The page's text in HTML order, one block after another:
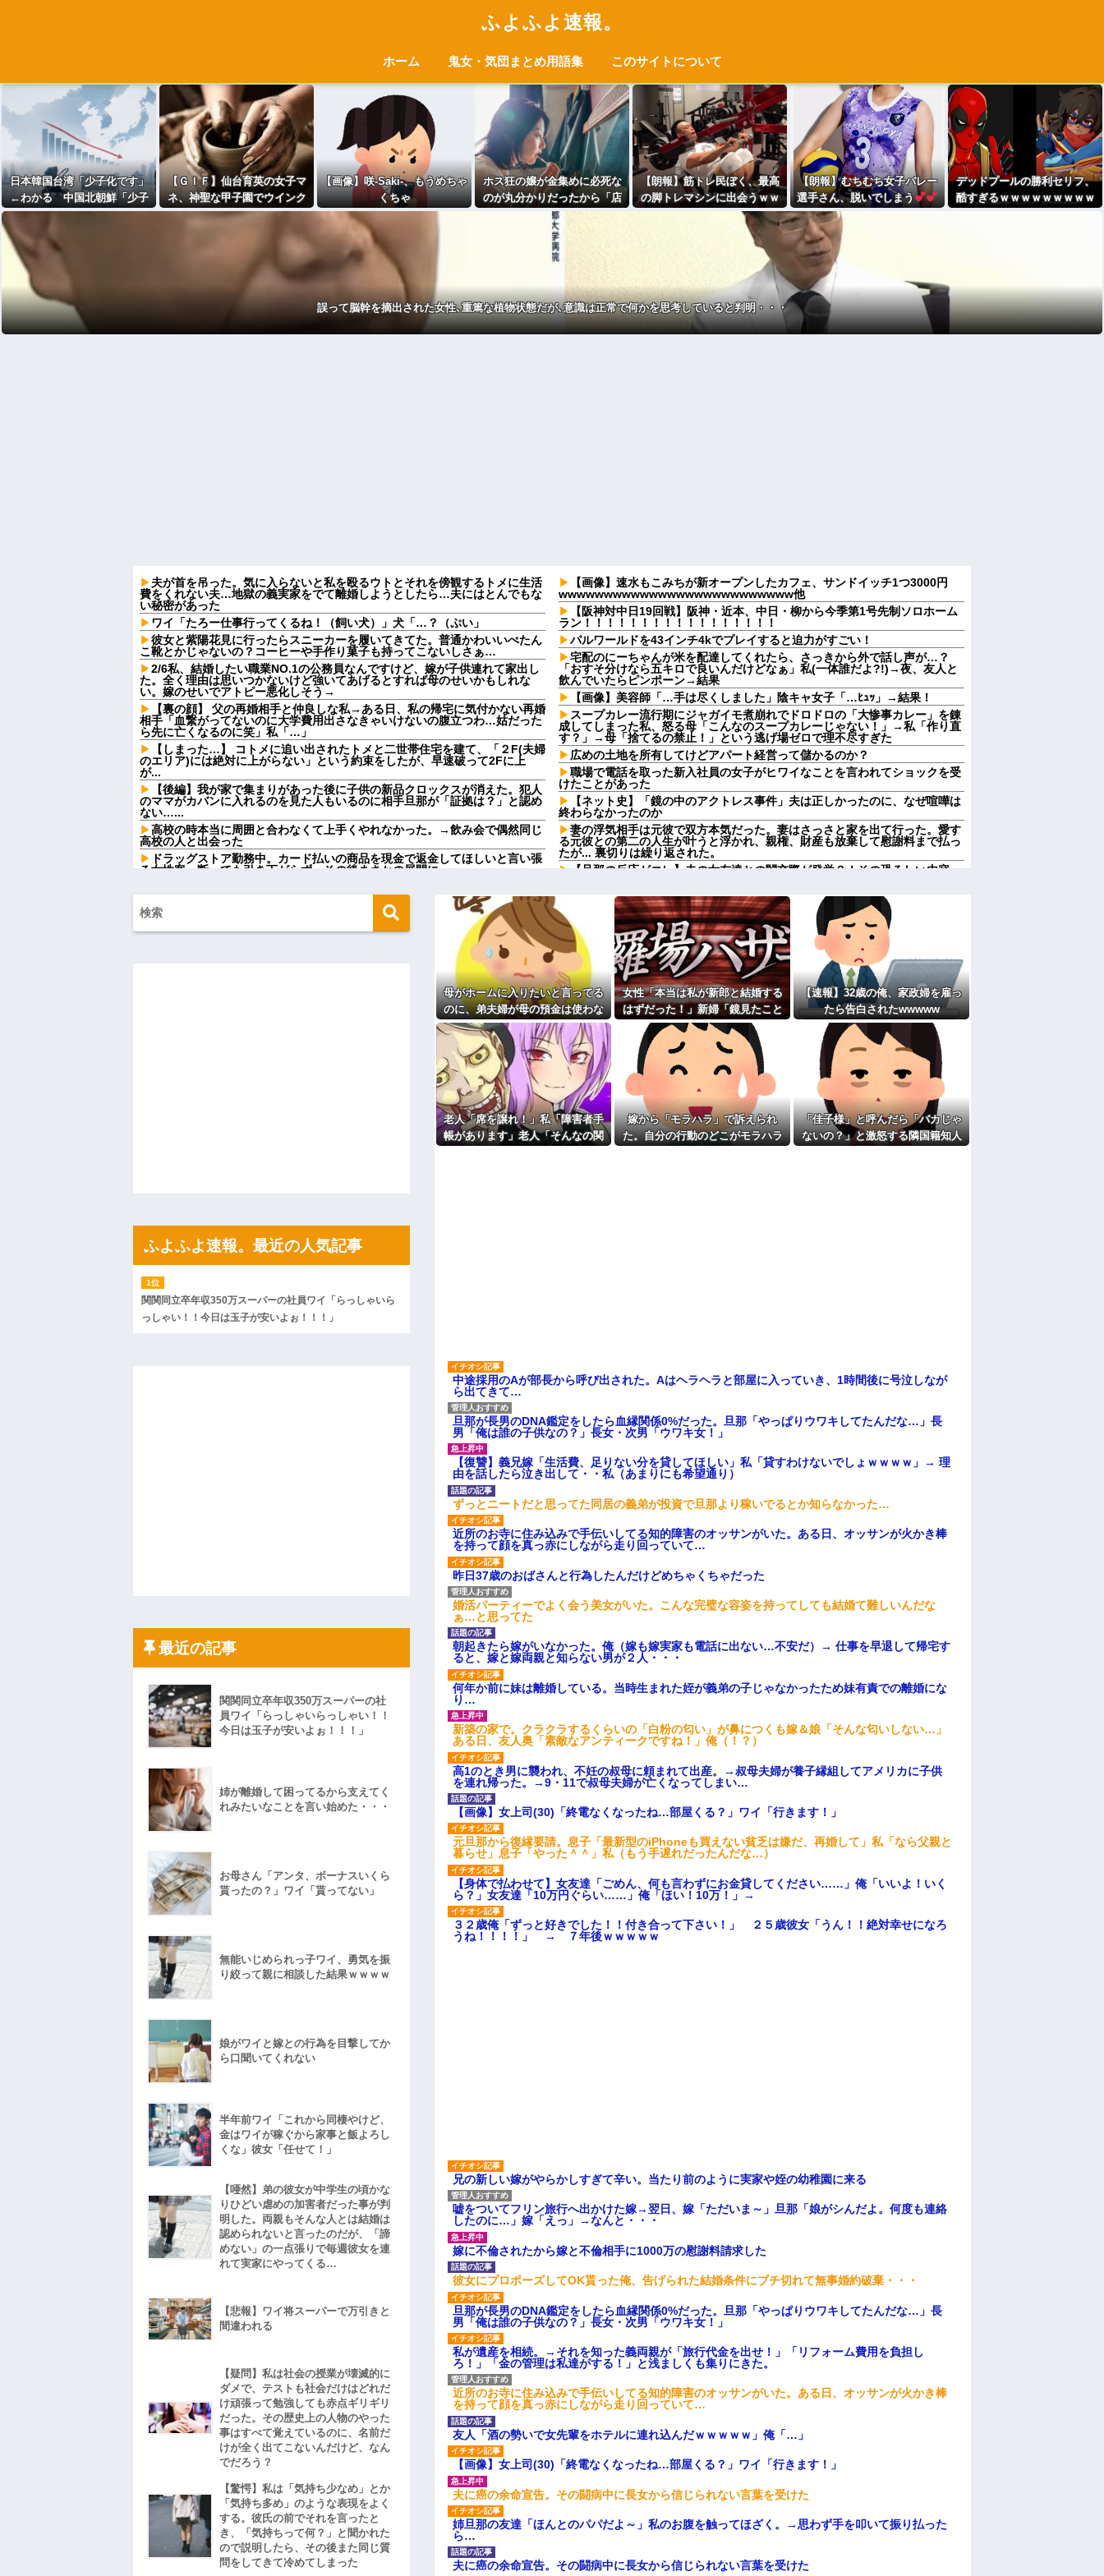
ふよふよ速報。
ホーム 鬼女・気団まとめ用語集 このサイトについて
日本韓国台湾「少子化です」
←わかる 中国北朝鮮「少子
化です」←強権国家でも止め
【ＧＩＦ】仙台育英の女子マ
ネ、神聖な甲子園でウインク
をしてしまうｗｗｗ
【画像】咲-Saki-、もうめちゃ
くちゃ
ホス狂の嬢が金集めに必死な
のが丸分かりだったから「店
外で直に払ったら嬉しい？」
って聞いた結果⇒ｗｗ
【朗報】筋トレ民ぼく、最高
の脚トレマシンに出会うｗｗ
【朗報】むちむち女子バレー
選手さん、脱いでしまう
デッドプールの勝利セリフ、
酷すぎるｗｗｗｗｗｗｗｗｗ
誤って脳幹を摘出された女性､重篤な植物状態だが､意識は正常で何かを思考していると判明・・・
夫が首を吊った。気に入らないと私を殴るウトとそれを傍観するトメに生活
費をくれない夫…地獄の義実家をでて離婚しようとしたら…夫にはとんでもな
い秘密があった
ワイ「たろー仕事行ってくるね！（飼い犬）」犬「…？（ぷい」
彼女と紫陽花見に行ったらスニーカーを履いてきてた。普通かわいいぺたん
こ靴とかじゃないの？コーヒーや手作り菓子も持ってこないしさぁ…
2/6私、結婚したい職業NO.1の公務員なんですけど、嫁が子供連れて家出し
た。全く理由は思いつかないけど強いてあげるとすれば母のせいかもしれな
い。嫁のせいでアトピー悪化しそう→
【裏の顔】 父の再婚相手と仲良しな私→ある日、私の帰宅に気付かない再婚
相手「血繋がってないのに大学費用出さなきゃいけないの腹立つわ…姑だった
ら先に亡くなるのに笑」私「…」
【しまった…】 コトメに追い出されたトメと二世帯住宅を建て、「２F(夫婦
のエリア)には絶対に上がらない」という約束をしたが、早速破って2Fに上
が...
【後編】我が家で集まりがあった後に子供の新品クロックスが消えた。犯人
のママがカバンに入れるのを見た人もいるのに相手旦那が「証拠は？」と認め
ない…...
高校の時本当に周囲と合わなくて上手くやれなかった。→飲み会で偶然同じ
高校の人と出会った
ドラッグストア勤務中。カード払いの商品を現金で返金してほしいと言い張
る女性客。断っても引き下がらず、その後まさかの展開に…
訪ねてきた。完済するまで貸せないと断ると…
友達の家に遊びに行ったらアルバムに私の写真が飾ってあった。しかも私が
ATMで俺が暗証番号を入力し終わった瞬間に、後ろに並んでいた外国人風の
女がこちらに荷物をばらまきやがった。俺（うっぜぇ。引き落としキャンセ
女芸人の吉住さん（36）メイクしたら普通に美人の部類だったと判明ｗｗｗ
【衝撃】葬儀屋「火葬プランはどうなさいますか？」ワイ喪主「直葬で(即
【画像】このLINEでなんで女が怒ってるのか分かんない奴はモテない奴確定
【悲報】取引先専務「Aを20個注文する」 ぼく「いつも1～2個しか使わな
いけど本当に20であってる？」 取専「あってる」→結果『こう』なったんだ
妹と差をつけて育てられた。妹「家も土地も、財産はすべて私が継ぐ。相続
は放棄して」母「うんうん」私「わかった」 → 数年後、復讐のチャンスが
私「初めて飲む味だけどなんのお茶？」彼「ちっ！」私「」
【GIF】JSのカンチョーワロタ
んだ！降りてこいよ！」と怒鳴りだし...
【衝撃】報酬100万円超の治験募集がこちらｗｗｗｗｗ(※画像あり)
【ネット騒然】惨殺されたタワマン頂き女子のこの動画、すげえええええｗ
【悲報】佐藤輝明・・・２軍でも盛大にやらかす←あまり悲しませないでく
【画像】速水もこみちが新オープンしたカフェ、サンドイッチ1つ3000円
wwwwwwwwwwwwwwwwwwwwwwwwww他
【阪神対中日19回戦】阪神・近本、中日・柳から今季第1号先制ソロホーム
ラン！！！！！！！！！！！！！！！！！
パルワールドを43インチ4kでプレイすると迫力がすごい！
宅配のにーちゃんが米を配達してくれたら、さっきから外で話し声が…？
「おすそ分けなら五キロで良いんだけどなぁ」私(一体誰だよ?!)→夜、友人と
飲んでいたらピンポーン→結果
【画像】美容師「…手は尽くしました」陰キャ女子「…ﾋｭｯ」→結果！
スープカレー流行期にジャガイモ煮崩れでドロドロの「大惨事カレー」を錬
成してしまった私、怒る母「こんなのスープカレーじゃない！」→私「作り直
す？」→母「捨てるの禁止！」という逃げ場ゼロで理不尽すぎた
広めの土地を所有してけどアパート経営って儲かるのか？
職場で電話を取った新入社員の女子がヒワイなことを言われてショックを受
けたことがあった
【ネット史】「鏡の中のアクトレス事件」夫は正しかったのに、なぜ喧嘩は
終わらなかったのか
妻の浮気相手は元彼で双方本気だった。妻はさっさと家を出て行った。愛す
る元彼との第二の人生が叶うと浮かれ、親権、財産も放棄して慰謝料まで払っ
たが... 裏切りは繰り返された。
【旦那の反応がコレ】夫の女友達との闇交際が発覚？！その恐ろしい内容
【訃報】名探偵コナン声優が死去 → 今トンデモナイことになってる・・・
【胸糞】「食に執着がない」自称するクチャラー義母の汚い食べ方に限界
クソ男「専業主婦は昼間寝てられていいよなぁ。俺なんか忙しくて寝る暇ね
ーもん。どうせ暇でしょ？俺のＤＶＤコピっといてよ」
気をつけたほうがいい男性の特徴
タクシーに乗ったら運転手にナンパされた
【驚愕】養育費を払い続けた結果…元妻の裏切りが判明！！！その理由がこ
れｗｗｗｗ
職場で電話を取った新入社員の女子がヒワイなことを言われてショックを受
けたことがあった
既婚女性が夫に夕飯も用意せず週２で遊びに行くって多いかな？遅くても21
時には帰宅してるんだけど
主な税金の成り立ちを調べてみたよ
母がホームに入りたいと言ってる
のに、弟夫婦が母の預金は使わな
いでと言ってきた。我が弟ながら
情けなくて溜息が出る
女性「本当は私が新郎と結婚する
はずだった！」新婦「鏡見たこと
ある？」→披露宴が一瞬で騒然と
なって…
【速報】32歳の俺、家政婦を雇っ
たら告白されたwwwww
老人「席を譲れ！」私「障害者手
帳があります」老人「そんなの関
嫁から「モラハラ」で訴えられ
た。自分の行動のどこがモラハラ
「佳子様」と呼んだら「バカじゃ
ないの？」と激怒する隣国籍知人
中途採用のAが部長から呼び出された。Aはヘラヘラと部屋に入っていき、1時間後に号泣しなが
ら出てきて…
旦那が長男のDNA鑑定をしたら血縁関係0%だった。旦那「やっぱりウワキしてたんだな…」長
男「俺は誰の子供なの？」長女・次男「ウワキ女！」
【復讐】義兄嫁「生活費、足りない分を貸してほしい」私「貸すわけないでしょｗｗｗｗ」→ 理
由を話したら泣き出して・・私（あまりにも希望通り）
ずっとニートだと思ってた同居の義弟が投資で旦那より稼いでるとか知らなかった…
近所のお寺に住み込みで手伝いしてる知的障害のオッサンがいた。ある日、オッサンが火かき棒
を持って顔を真っ赤にしながら走り回っていて…
昨日37歳のおばさんと行為したんだけどめちゃくちゃだった
婚活パーティーでよく会う美女がいた。こんな完璧な容姿を持ってしても結婚て難しいんだな
ぁ…と思ってた
朝起きたら嫁がいなかった。俺（嫁も嫁実家も電話に出ない…不安だ）→ 仕事を早退して帰宅す
ると、嫁と嫁両親と知らない男が２人・・・
何年か前に妹は離婚している。当時生まれた姪が義弟の子じゃなかったため妹有責での離婚にな
り…
新築の家で。クラクラするくらいの「白粉の匂い」が鼻につくも嫁＆娘「そんな匂いしない…」
ある日、友人奥「素敵なアンティークですね！」俺（！？）
高1のとき男に襲われ、不妊の叔母に頼まれて出産。→叔母夫婦が養子縁組してアメリカに子供
を連れ帰った。→9・11で叔母夫婦が亡くなってしまい…
【画像】女上司(30)「終電なくなったね…部屋くる？」ワイ「行きます！」
元旦那から復縁要請。息子「最新型のiPhoneも買えない貧乏は嫌だ、再婚して」私「なら父親と
暮らせ」息子「やった＾＾」私（もう手遅れだったんだな…）
【身体で払わせて】女友達「ごめん、何も言わずにお金貸してください……」俺「いいよ！いく
ら？」女友達「10万円ぐらい……」俺「ほい！10万！」→
３２歳俺「ずっと好きでした！！付き合って下さい！」 ２５歳彼女「うん！！絶対幸せになろ
うね！！！！」 → ７年後ｗｗｗｗｗ
兄の新しい嫁がやらかしすぎて辛い。当たり前のように実家や姪の幼稚園に来る
嘘をついてフリン旅行へ出かけた嫁→翌日、嫁「ただいま～」旦那「娘がシんだよ。何度も連絡
したのに…」嫁「えっ」→なんと・・・
嫁に不倫されたから嫁と不倫相手に1000万の慰謝料請求した
彼女にプロポーズしてOK貰った俺、告げられた結婚条件にブチ切れて無事婚約破棄・・・
旦那が長男のDNA鑑定をしたら血縁関係0%だった。旦那「やっぱりウワキしてたんだな…」長
男「俺は誰の子供なの？」長女・次男「ウワキ女！」
私が遺産を相続。→それを知った義両親が「旅行代金を出せ！」「リフォーム費用を負担し
ろ！」「金の管理は私達がする！」と浅ましくも集りにきた。
近所のお寺に住み込みで手伝いしてる知的障害のオッサンがいた。ある日、オッサンが火かき棒
を持って顔を真っ赤にしながら走り回っていて…
友人「酒の勢いで女先輩をホテルに連れ込んだｗｗｗｗｗ」俺「…」
【画像】女上司(30)「終電なくなったね…部屋くる？」ワイ「行きます！」
夫に癌の余命宣告。その闘病中に長女から信じられない言葉を受けた
姉旦那の友達「ほんとのパパだよ～」私のお腹を触ってほざく。→思わず手を叩いて振り払った
ら…
夫に癌の余命宣告。その闘病中に長女から信じられない言葉を受けた
ふよふよ速報。最近の人気記事
関関同立卒年収350万スーパーの社員ワイ「らっしゃいら
っしゃい！！今日は玉子が安いよぉ！！！」
最近の記事
関関同立卒年収350万スーパーの社
員ワイ「らっしゃいらっしゃい！！
今日は玉子が安いよぉ！！！」
姉が離婚して困ってるから支えてく
れみたいなことを言い始めた・・・
お母さん「アンタ、ボーナスいくら
貰ったの？」ワイ「貰ってない」
無能いじめられっ子ワイ、勇気を振
り絞って親に相談した結果ｗｗｗｗ
娘がワイと嫁との行為を目撃してか
ら口聞いてくれない
半年前ワイ「これから同棲やけど、
金はワイが稼ぐから家事と飯よろし
くな」彼女「任せて！」
【唖然】弟の彼女が中学生の頃かな
りひどい虐めの加害者だった事が判
明した。両親もそんな人とは結婚は
認められないと言ったのだが、「諦
めない」の一点張りで毎週彼女を連
れて実家にやってくる…
【悲報】ワイ将スーパーで万引きと
間違われる
【疑問】私は社会の授業が壊滅的に
ダメで、テストも社会だけはどれだ
け頑張って勉強しても赤点ギリギリ
だった。その歴史上の人物のやった
事はすべて覚えているのに、名前だ
けが全く出てこないんだけど、なん
でだろう？
【驚愕】私は「気持ち少なめ」とか
「気持ち多め」のような表現をよく
する。彼氏の前でそれを言ったと
き、「気持ちって何？」と聞かれた
ので説明したら、その後また同じ質
問をしてきて冷めてしまった